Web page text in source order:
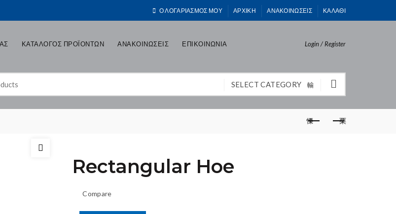
Ο ΛΟΓΑΡΙΑΣΜΟΣ ΜΟΥ ΑΡΧΙΚΗ ΑΝΑΚΟΙΝΩΣΕΙΣ ΚΑΛΑΘΙ
ΚΑΤΑΛΟΓΟΣ ΠΡΟΪΟΝΤΩΝ ΑΝΑΚΟΙΝΩΣΕΙΣ ΕΠΙΚΟΙΝΩΝΙΑ Login / Register
SELECT CATEGORY
Rectangular Hoe
Compare